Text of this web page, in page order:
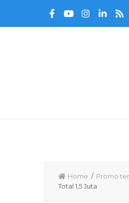
Home / Promo
Total 1,5 Juta